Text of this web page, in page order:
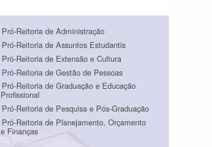
Pró-Reitoria de Administração
Pró-Reitoria de Assuntos Estudantis
Pró-Reitoria de Extensão e Cultura
Pró-Reitoria de Gestão de Pessoas
Pró-Reitoria de Graduação e Educação
Profissional
Pró-Reitoria de Pesquisa e Pós-Graduação
Pró-Reitoria de Planejamento, Orçamento
e Finanças